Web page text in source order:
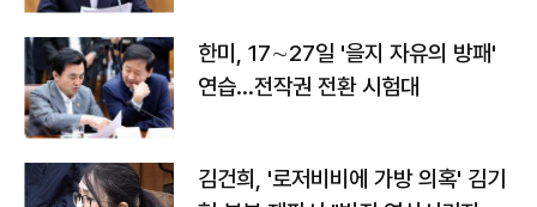
한미, 17∼27일 '을지 자유의 방패'
연습…전작권 전환 시험대
김건희, '로저비비에 가방 의혹' 김기